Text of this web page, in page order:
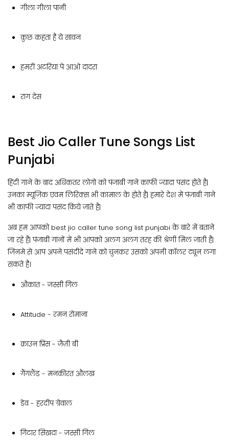
गीला गीला पानी
कुछ कहता है ये सावन
हमरी अटरिया पे आओ दादरा
राग देस
Best Jio Caller Tune Songs List
Punjabi
हिंदी गाने के बाद अधिकतर लोगो को पंजाबी गाने काफी ज्यादा पसंद होते है|
उनका म्यूजिक एवम लिरिक्स भी कामाल के होते है| हमारे देश में पंजाबी गाने
भी काफी ज्यादा पसंद किये जाते है|
अब हम आपको best jio caller tune song list punjabi के बारे में बताने
जा रहे है| पंजाबी गानों में भी आपको अलग अलग तरह की श्रेणी मिल जाती है|
जिनमे से आप अपने पसंदीदे गाने को चुनकर उसको अपनी कॉलर ट्यून लगा
सकते है।
औकात - जस्सी गिल
Attitude - रमन रोमाना
क्राउन प्रिंस - जैज़ी बी
गैंगलैंड - मनकीरत औलख
डेव - हरदीप ग्रेवाल
गिटार सिखदा - जस्सी गिल